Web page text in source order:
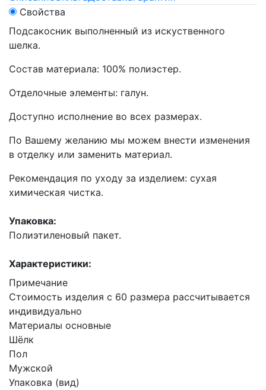
Свойства
Подсакосник выполненный из искуственного
шелка.
Состав материала: 100% полиэстер.
Отделочные элементы: галун.
Доступно исполнение во всех размерах.
По Вашему желанию мы можем внести изменения
в отделку или заменить материал.
Рекомендация по уходу за изделием: сухая
химическая чистка.
Упаковка:
Полиэтиленовый пакет.
Характеристики:
Примечание
Стоимость изделия с 60 размера рассчитывается
индивидуально
Материалы основные
Шёлк
Пол
Мужской
Упаковка (вид)